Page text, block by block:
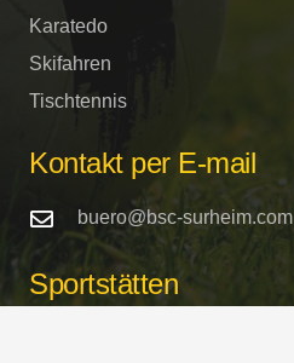
Karatedo
Skifahren
Tischtennis
Kontakt per E-mail
buero@bsc-surheim.com
Sportstätten